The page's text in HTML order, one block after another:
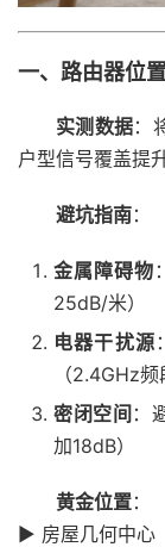
一、路由器位
实测数据：
户型信号覆盖提
避坑指南：
金属障碍物
25dB/米）
电器干扰源
（2.4GHz
密闭空间 ：
加18dB）
黄金位置：
▶️ 房屋几何中心